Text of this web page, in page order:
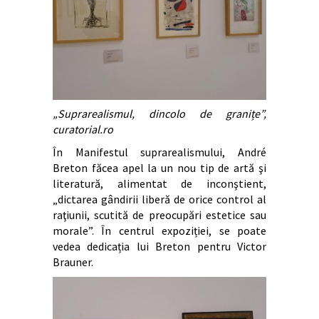
„Suprarealismul, dincolo de granițe”,
curatorial.ro
În Manifestul suprarealismului, André
Breton făcea apel la un nou tip de artă şi
literatură, alimentat de inconştient,
„dictarea gândirii liberă de orice control al
raţiunii, scutită de preocupări estetice sau
morale”. În centrul expoziției, se poate
vedea dedicația lui Breton pentru Victor
Brauner.